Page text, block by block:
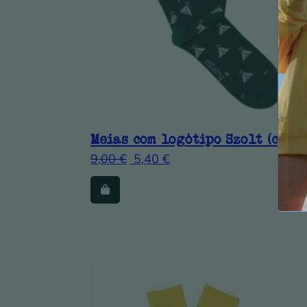
Meias com logótipo Szolt (copia)
9,00€ 5,40 €